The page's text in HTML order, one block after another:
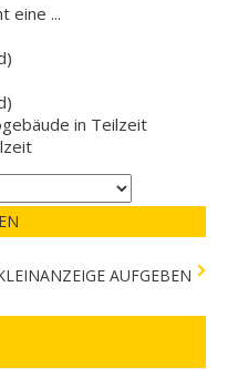
eine ...
in Teilzeit
AUFGEBEN